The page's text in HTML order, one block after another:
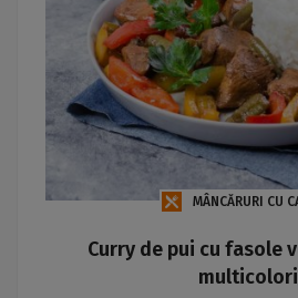
MÂNCĂRURI CU
Curry de pui cu fasole
multicolori